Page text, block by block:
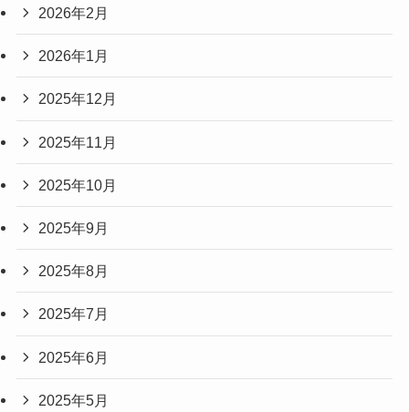
2026年2月
2026年1月
2025年12月
2025年11月
2025年10月
2025年9月
2025年8月
2025年7月
2025年6月
2025年5月